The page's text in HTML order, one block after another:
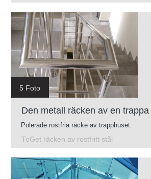
5 Foto
Den metall räcken av en
Polerade rostfria räcke av trapphuset.
ToGet räcken av rostfritt stål